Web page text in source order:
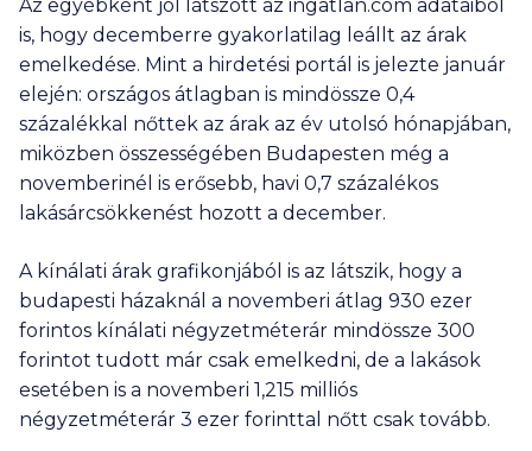
Az egyébként jól látszott az ingatlan.com adataiból
is, hogy decemberre gyakorlatilag leállt az árak
emelkedése. Mint a hirdetési portál is jelezte január
elején: országos átlagban is mindössze 0,4
százalékkal nőttek az árak az év utolsó hónapjában,
miközben összességében Budapesten még a
novemberinél is erősebb, havi 0,7 százalékos
lakásárcsökkenést hozott a december.
A kínálati árak grafikonjából is az látszik, hogy a
budapesti házaknál a novemberi átlag 930 ezer
forintos kínálati négyzetméterár mindössze 300
forintot tudott már csak emelkedni, de a lakások
esetében is a novemberi 1,215 milliós
négyzetméterár 3 ezer forinttal nőtt csak tovább.